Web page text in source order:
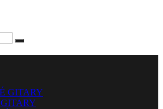
GITARY